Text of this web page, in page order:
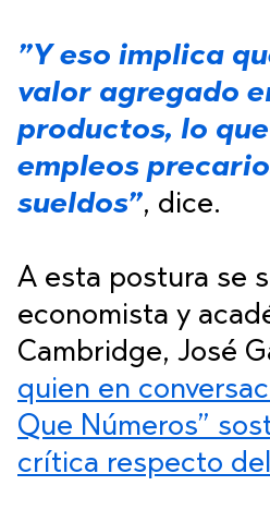
”Y eso implica
valor agregado
productos, lo
empleos
sueldos”, dice.
A esta postura se
economista y
Cambridge, José
quien en
Que Números”
crítica respecto